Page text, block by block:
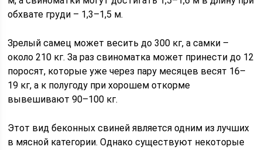
обхвате груди – 1,3–1,5 м.
Зрелый самец может весить до 300 кг, а самки –
около 210 кг. За раз свиноматка может принести до 12
поросят, которые уже через пару месяцев весят 16–
19 кг, а к полугоду при хорошем откорме
вывешивают 90–100 кг.
Этот вид беконных свиней является одним из лучших
в мясной категории. Однако существуют некоторые